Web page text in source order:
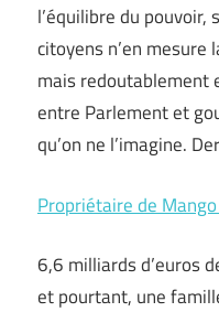
l’équilibre du
citoyens n’en mesure
mais redoutablement
entre Parlement et
qu’on ne l’imagine.
Propriétaire de
6,6 milliards d’euros
et pourtant, une